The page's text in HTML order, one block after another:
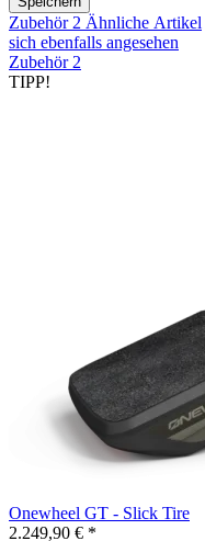
Zubehör2 Ähnliche Artikel
sich ebenfalls angesehen
Zubehör2
TIPP!
Onewheel GT - Slick Tire
2.249,90 € *